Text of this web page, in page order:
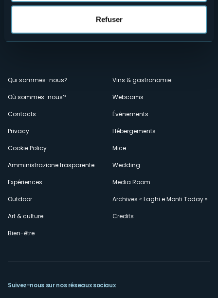
Refuser
Menù
secondario
Qui sommes-nous?
Où sommes-nous?
Contacts
Privacy
Cookie Policy
Amministrazione trasparente
Expériences
Outdoor
Art & culture
Bien-être
Vins & gastronomie
Webcams
Événements
Hébergements
Mice
Wedding
Media Room
Archives « Laghi e Monti Today »
Credits
Suivez-nous sur nos réseaux sociaux